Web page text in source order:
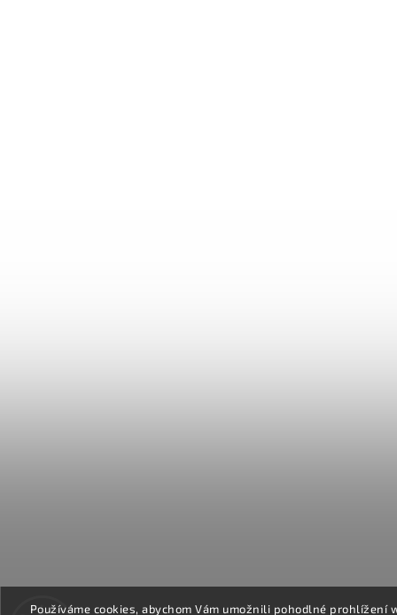
Používáme cookies, abychom Vám umožnili pohodlné